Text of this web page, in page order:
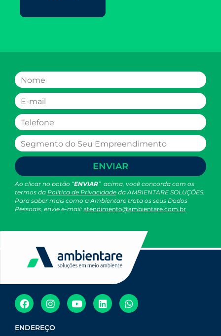
ENVIAR
Ao clicar no botão “ENVIAR” acima, você concorda com os
termos da Política de Privacidade da AMBIENTARE SOLUÇÕES.
Para saber mais como a Ambientare trata os seus Dados
Pessoais, envie e-mail: atendimento@ambientare.com.br
ENDEREÇO